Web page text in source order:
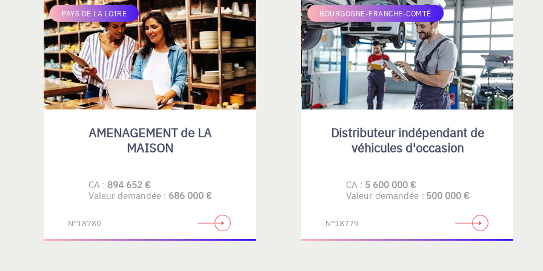
PAYS DE LA LOIRE
AMENAGEMENT de LA
MAISON
CA : 894 652 €
Valeur demandée : 686 000 €
N°18780
BOURGOGNE-FRANCHE-COMTÉ
Distributeur indépendant de
véhicules d'occasion
CA : 5 600 000 €
Valeur demandée : 500 000 €
N°18779